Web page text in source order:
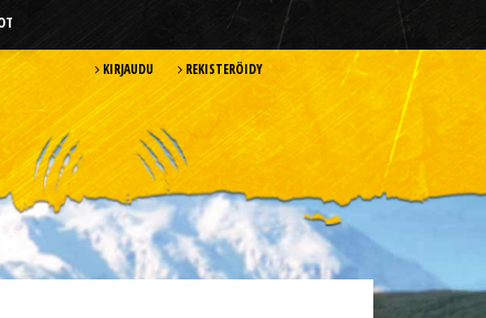
KIRJAUDU REKISTERÖIDY